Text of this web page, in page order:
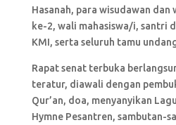
Hasanah, para wisudawan
ke-2, wali mahasiswa/i, santri
KMI, serta seluruh tamu
Rapat senat terbuka
teratur, diawali dengan
Qur’an, doa, menyanyikan
Hymne Pesantren, sambutan-